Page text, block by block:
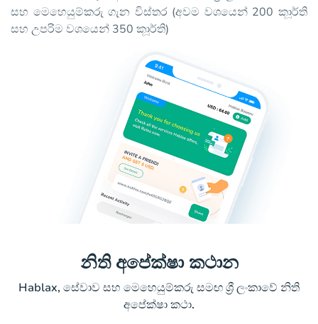
සහ මෙහෙයුම්කරු ගැන විස්තර (අවම වශයෙන් 200 කාූර්ති
සහ උපරිම වශයෙන් 350 කාූර්ති)
නිති අපේක්ෂා කථාන
Hablax, සේවාව සහ මෙහෙයුම්කරු සමඟ ශ්‍රී ලංකාවේ නිති
අපේක්ෂා කථා.